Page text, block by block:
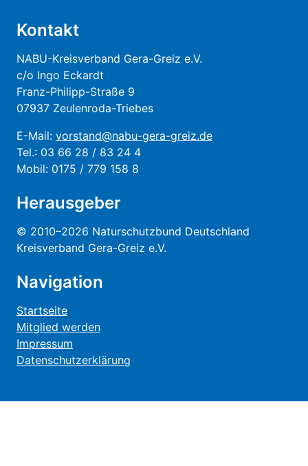
Kontakt
NABU-Kreisverband Gera-Greiz e.V.
c/o Ingo Eckardt
Franz-Philipp-Straße 9
07937 Zeulenroda-Triebes
E-Mail: vorstand@nabu-gera-greiz.de
Tel.: 03 66 28 / 83 24 4
Mobil: 0175 / 779 158 8
Herausgeber
© 2010–2026 Naturschutzbund Deutschland
Kreisverband Gera-Greiz e.V.
Navigation
Startseite
Mitglied werden
Impressum
Datenschutzerklärung